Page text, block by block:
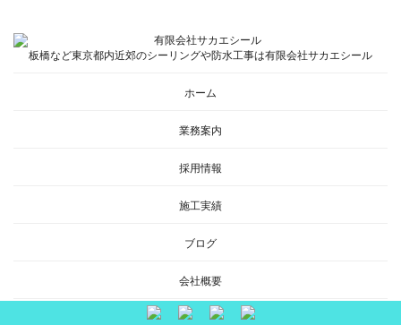
板橋など東京都内近郊のシーリングや防水工事は有限会社サカエシール
ホーム
業務案内
採用情報
施工実績
ブログ
会社概要
お問い合わせ